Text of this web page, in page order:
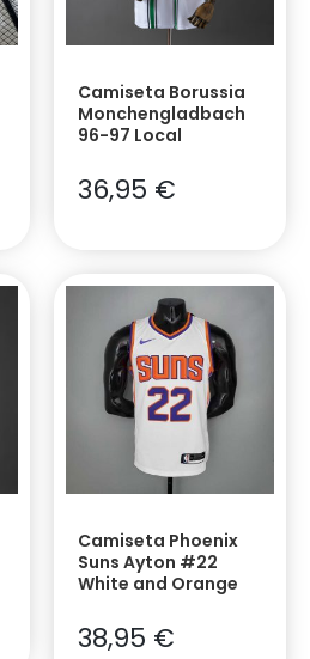
Camiseta Borussia
Monchengladbach
96-97 Local
36,95 €
Camiseta Phoenix
Suns Ayton #22
White and Orange
38,95 €